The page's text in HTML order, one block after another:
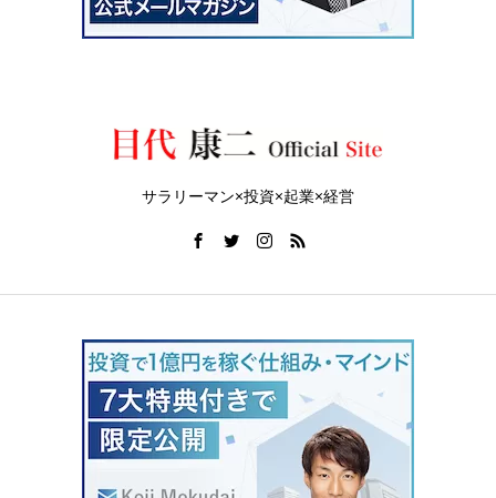
サラリーマン×投資×起業×経営